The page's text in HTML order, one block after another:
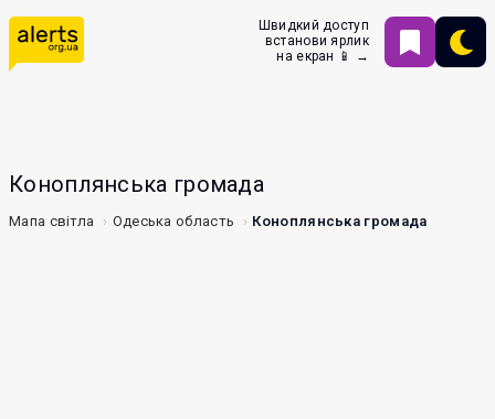
Швидкий доступ
встанови ярлик
на екран 📱 →
Коноплянська громада
Мапа світла Одеська область Коноплянська громада